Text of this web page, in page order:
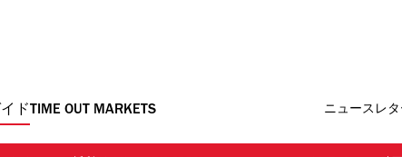
ド TIME OUT MARKETS ニュースレタ
に登録